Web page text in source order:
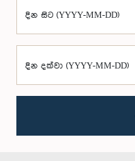
දින සිට (YYYY-MM-DD)
දින දක්වා (YYYY-MM-DD)